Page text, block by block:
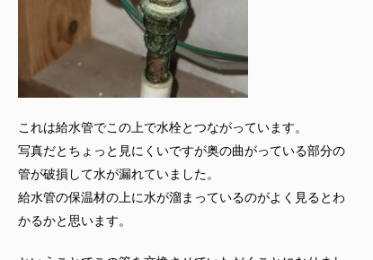
これは給水管でこの上で水栓とつながっています。
写真だとちょっと見にくいですが奥の曲がっている部分の
管が破損して水が漏れていました。
給水管の保温材の上に水が溜まっているのがよく見るとわ
かるかと思います。